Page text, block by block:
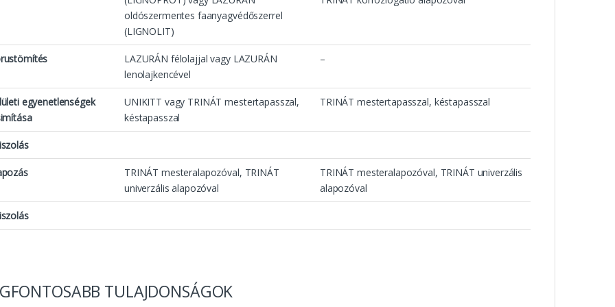
oldószermentes faanyagvédőszerrel
(LIGNOLIT)
LAZURÁN félolajjal vagy LAZURÁN
lenolajkencével
–
egyenetlenségek
UNIKITT vagy TRINÁT mestertapasszal,
késtapasszal
TRINÁT mestertapasszal, késtapasszal
TRINÁT mesteralapozóval, TRINÁT
univerzális alapozóval
TRINÁT mesteralapozóval, TRINÁT univerzális
alapozóval
TULAJDONSÁGOK